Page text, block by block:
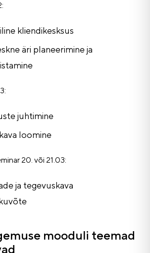
kliendikesksus
äri planeerimine ja
juhtimine
loomine
20. või 21.03:
ja tegevuskava
mooduli teemad